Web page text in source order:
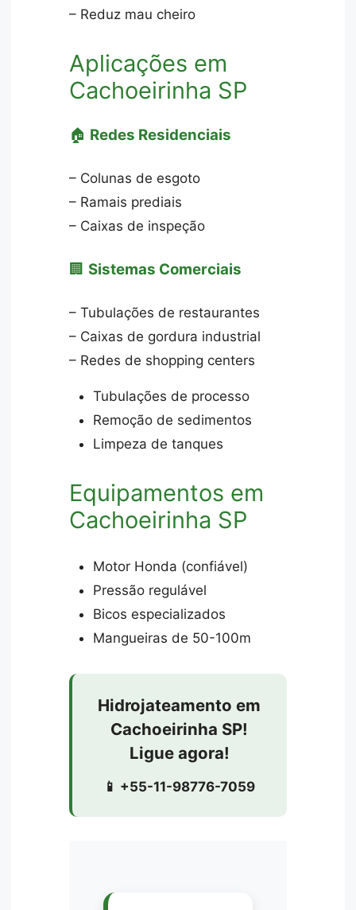
– Reduz mau cheiro
Aplicações em
Cachoeirinha SP
🏠 Redes Residenciais
– Colunas de esgoto
– Ramais prediais
– Caixas de inspeção
🏢 Sistemas Comerciais
– Tubulações de restaurantes
– Caixas de gordura industrial
– Redes de shopping centers
Tubulações de processo
Remoção de sedimentos
Limpeza de tanques
Equipamentos em
Cachoeirinha SP
Motor Honda (confiável)
Pressão regulável
Bicos especializados
Mangueiras de 50-100m
Hidrojateamento em
Cachoeirinha SP!
Ligue agora!
📱 +55-11-98776-7059